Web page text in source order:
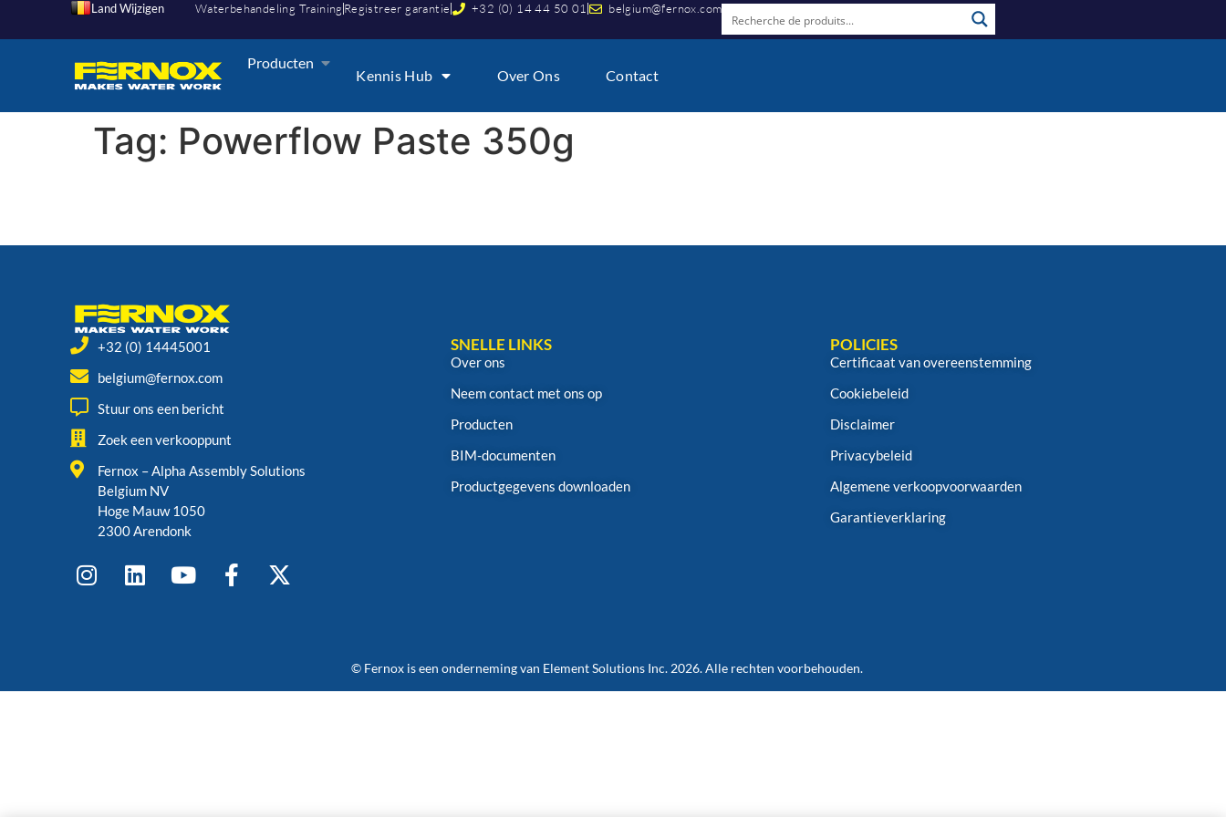
Land Wijzigen Waterbehandeling Training Registreer garantie +32 (0) 14 44 50 01 belgium@fernox.com
Producten
Kennis Hub Over Ons Contact
Tag: Powerflow Paste 350g
+32 (0) 14445001
belgium@fernox.com
Stuur ons een bericht
Zoek een verkooppunt
Fernox – Alpha Assembly Solutions
Belgium NV
Hoge Mauw 1050
2300 Arendonk
SNELLE LINKS
Over ons
Neem contact met ons op
Producten
BIM-documenten
Productgegevens downloaden
POLICIES
Certificaat van overeenstemming
Cookiebeleid
Disclaimer
Privacybeleid
Algemene verkoopvoorwaarden
Garantieverklaring
© Fernox is een onderneming van Element Solutions Inc. 2026. Alle rechten voorbehouden.